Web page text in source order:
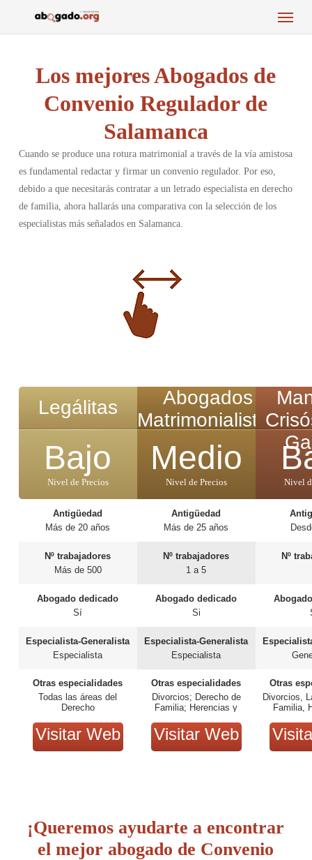
Menu
Los mejores Abogados de
Convenio Regulador de
Salamanca
Cuando se produce una rotura matrimonial a través de la vía amistosa
es fundamental redactar y firmar un convenio regulador. Por eso,
debido a que necesitarás contratar a un letrado especialista en derecho
de familia, ahora hallarás una comparativa con la selección de los
especialistas más señalados en Salamanca.
Legálitas
Bajo
Nivel de Precios
Antigüedad
Más de 20 años
Nº trabajadores
Más de 500
Abogado dedicado
Sí
Especialista-Generalista
Especialista
Otras especialidades
Todas las áreas del
Derecho
Visitar Web
Abogados
Matrimonialistas
Medio
Nivel de Precios
Antigüedad
Más de 25 años
Nº trabajadores
1 a 5
Abogado dedicado
Si
Especialista-Generalista
Especialista
Otras especialidades
Divorcios; Derecho de
Familia; Herencias y
Visitar Web
Nivel
Nº
Otras
Divorcios,
Familia,
¡Queremos ayudarte a encontrar
el mejor abogado de Convenio